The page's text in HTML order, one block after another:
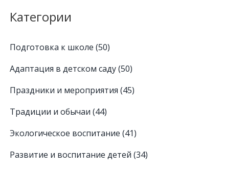
Категории
Подготовка к школе (50)
Адаптация в детском саду(50)
Праздники и мероприятия (45)
Традиции и обычаи (44)
Экологическое воспитание (41)
Развитие и воспитание детей (34)